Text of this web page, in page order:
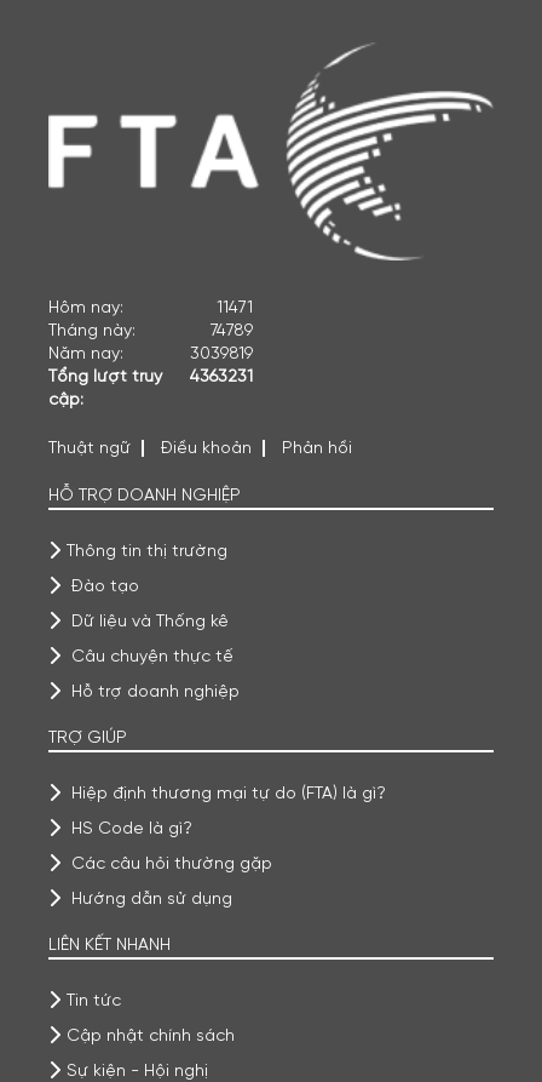
Hôm nay:
11471
Tháng này:
74789
Năm nay:
3039819
Tổng lượt truy
cập:
4363231
Thuật ngữ Điều khoản Phản hồi
HỖ TRỢ DOANH NGHIỆP
Thông tin thị trường
Đào tạo
Dữ liệu và Thống kê
Câu chuyện thực tế
Hỗ trợ doanh nghiệp
TRỢ GIÚP
Hiệp định thương mại tự do (FTA) là gì?
HS Code là gì?
Các câu hỏi thường gặp
Hướng dẫn sử dụng
LIÊN KẾT NHANH
Tin tức
Cập nhật chính sách
Sự kiện - Hội nghị